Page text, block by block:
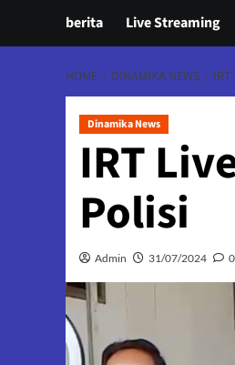
berita Live Streaming
HOME DINAMIKA NEWS IRT
Dinamika News
IRT
Polisi
Admin 31/07/2024 0